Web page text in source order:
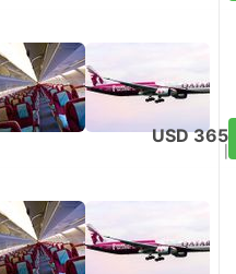
USD 365